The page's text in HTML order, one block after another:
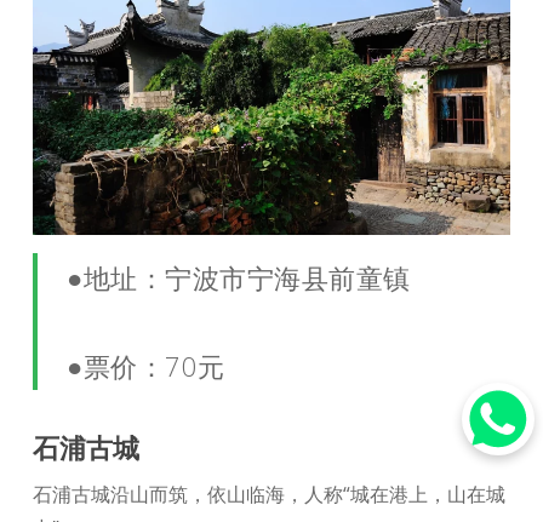
●地址：宁波市宁海县前童镇
●票价：70元
石浦古城
石浦古城沿山而筑，依山临海，人称“城在港上，山在城